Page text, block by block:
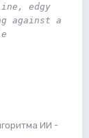
edgy
against a
ИИ -